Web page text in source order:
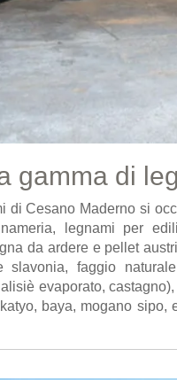
gamma di
di Cesano Maderno si
legnami per
da ardere e pellet
slavonia, faggio
evaporato,
baya, mogano